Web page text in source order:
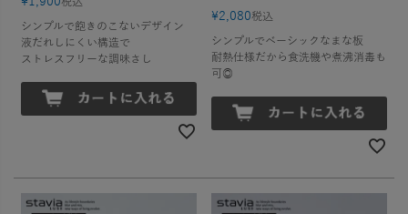
シンプルで飽きのこないデザイン
液だれしにくい構造で
ストレスフリーな調味さし
¥2,080税込
シンプルでベーシックなまな板
耐熱仕様だから食洗機や煮沸消毒も
可◎